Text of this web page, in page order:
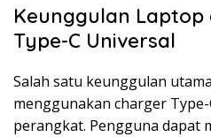
Keunggulan
Type-C Universal
Salah satu keunggulan
menggunakan charger
perangkat. Pengguna dapat